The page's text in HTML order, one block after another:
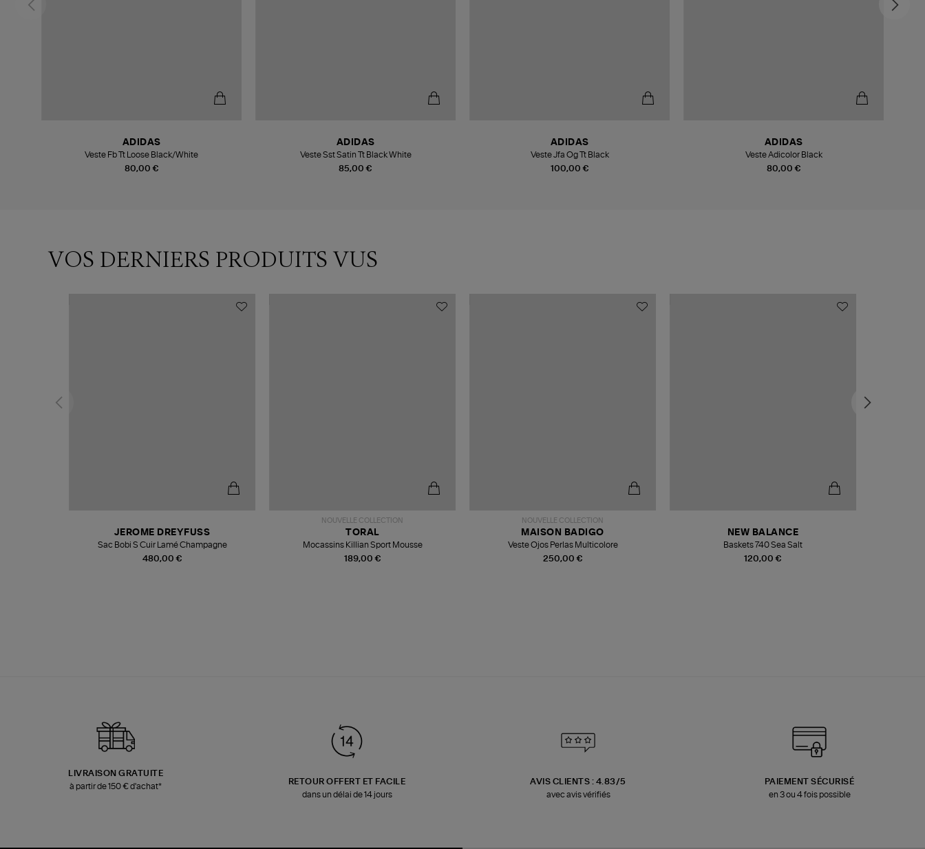
80,00 €
ADIDAS
Veste Fb Tt Loose Black/White
85,00 €
ADIDAS
Veste Sst Satin Tt Black White
100,00 €
ADIDAS
Veste Jfa Og Tt Black
80,00 €
ADIDAS
Veste Adicolor Black
VOS DERNIERS PRODUITS VUS
480,00 €
JEROME DREYFUSS
Sac Bobi S Cuir Lamé Champagne
NOUVELLE COLLECTION
189,00 €
TORAL
Mocassins Killian Sport Mousse
NOUVELLE COLLECTION
250,00 €
MAISON BADIGO
Veste Ojos Perlas Multicolore
120,00 €
NEW BALANCE
Baskets 740 Sea Salt
LIVRAISON GRATUITE
à partir de 150 € d'achat*
RETOUR OFFERT ET FACILE
dans un délai de 14 jours
AVIS CLIENTS : 4.83/5
avec avis vérifiés
PAIEMENT SÉCURISÉ
en 3 ou 4 fois possible